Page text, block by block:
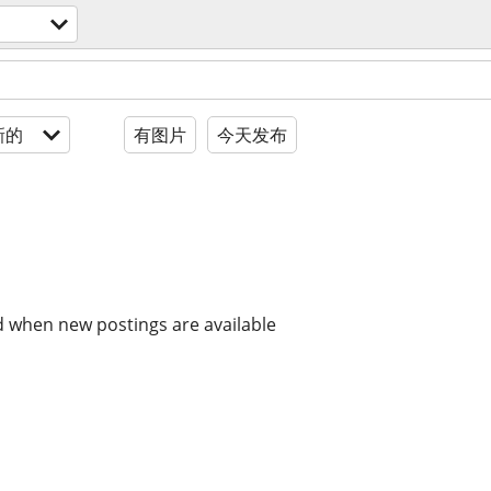
的 有图片 今天发布
new postings are available